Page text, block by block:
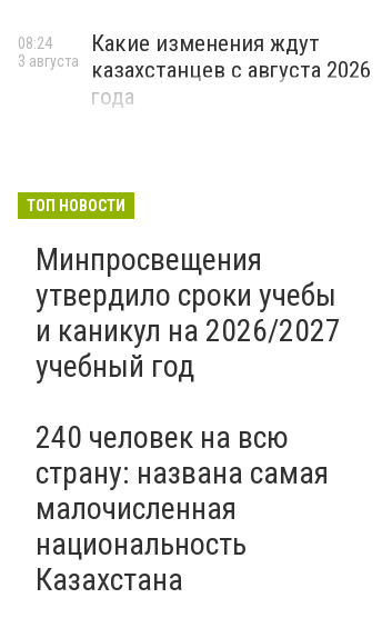
Какие изменения ждут
казахстанцев с августа 2026
года
08:24
3 августа
ТОП НОВОСТИ
Минпросвещения
утвердило сроки учебы
и каникул на 2026/2027
учебный год
240 человек на всю
страну: названа самая
малочисленная
национальность
Казахстана